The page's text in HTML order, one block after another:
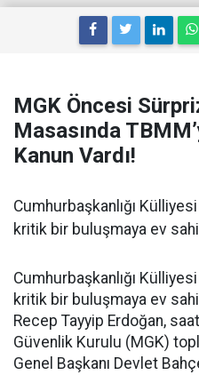
MGK Öncesi
Masasında
Kanun Vardı!
Cumhurbaşkanlığı
kritik bir buluşmaya ev
Cumhurbaşkanlığı
kritik bir buluşmaya ev
Recep Tayyip Erdoğan,
Güvenlik Kurulu (MGK)
Genel Başkanı Devlet